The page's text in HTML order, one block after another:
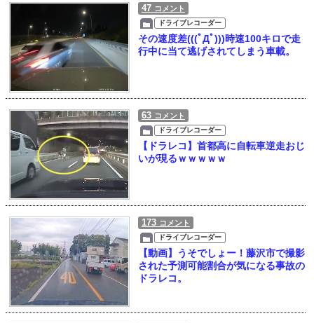
47 コメント
ドライブレコーダー
その速度差(((ﾟДﾟ)))時速100キロで走
行中に当て逃げされてしまう車載。
63 コメント
ドライブレコーダー
【ドラレコ】首都高に自転車逆走おじ
いが現るｗｗｗｗｗ
173 コメント
ドライブレコーダー
【動画】うそでしょー！藤沢市で撮影
された予測可能割合が気になる事故の
ドラレコ。